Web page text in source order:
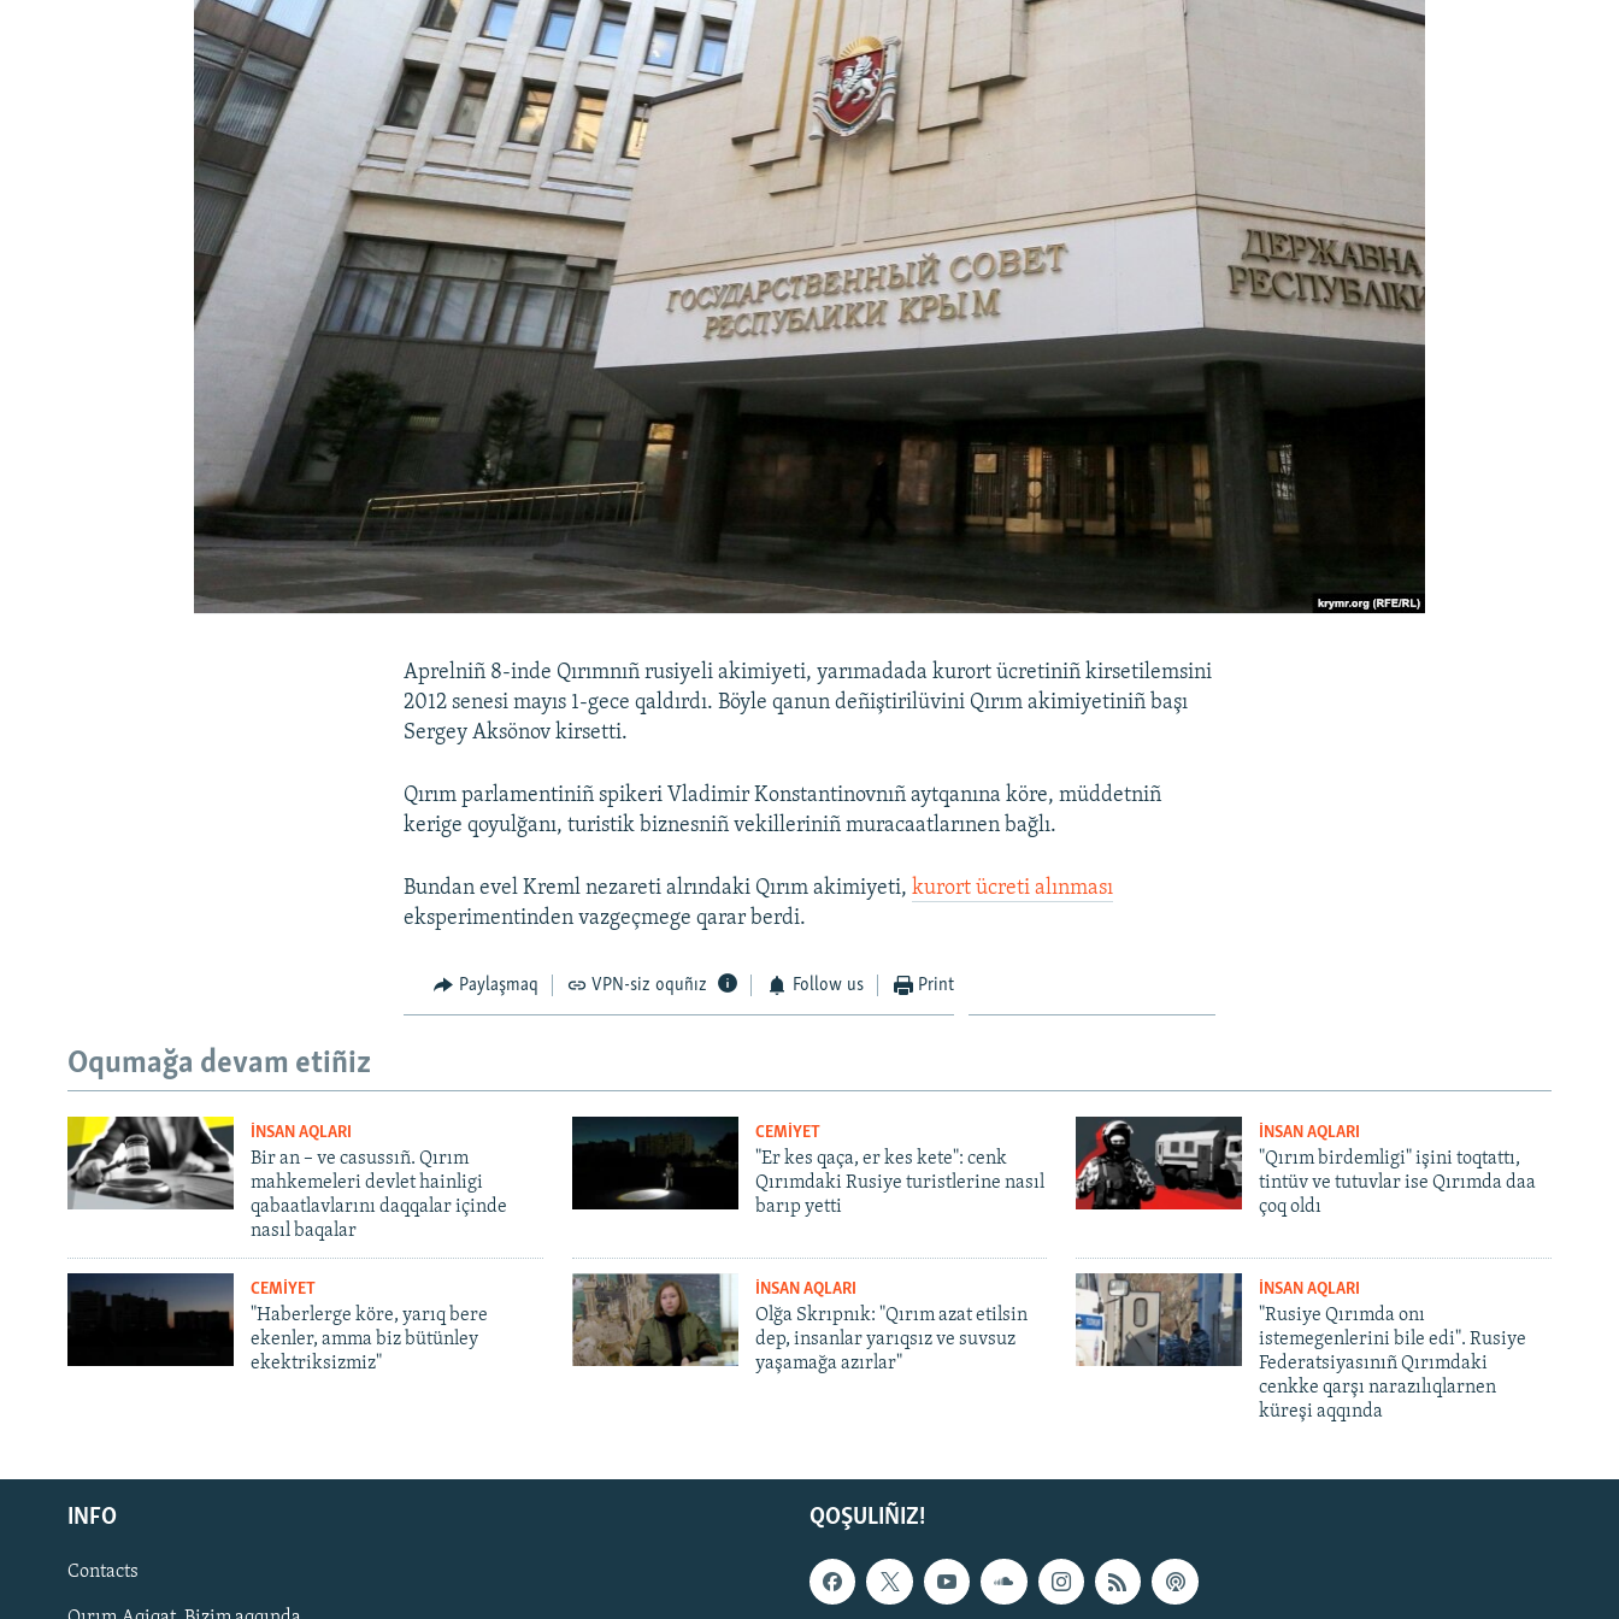
Русский
Українською
QOŞULIÑIZ!
Aprelniñ 8-inde Qırımnıñ rusiyeli akimiyeti, yarımadada kurort ücretiniñ kirsetilemsini
2012 senesi mayıs 1-gece qaldırdı. Böyle qanun deñiştirilüvini Qırım akimiyetiniñ başı
Sergey Aksönov kirsetti.
Qırım parlamentiniñ spikeri Vladimir Konstantinovnıñ aytqanına köre, müddetniñ
kerige qoyulğanı, turistik biznesniñ vekilleriniñ muracaatlarınen bağlı.
Bundan evel Kreml nezareti alrındaki Qırım akimiyeti,kurort ücreti alınması
eksperimentinden vazgeçmege qarar berdi.
Paylaşmaq VPN-siz oquñız Follow us Print
Oqumağa devam etiñiz
İNSAN AQLARI
Bir an – ve casussıñ. Qırım
mahkemeleri devlet hainligi
qabaatlavlarını daqqalar içinde
nasıl baqalar
CEMİYET
"Er kes qaça, er kes kete": cenk
Qırımdaki Rusiye turistlerine nasıl
barıp yetti
İNSAN AQLARI
"Qırım birdemligi" işini toqtattı,
tintüv ve tutuvlar ise Qırımda daa
çoq oldı
CEMİYET
"Haberlerge köre, yarıq bere
ekenler, amma biz bütünley
ekektriksizmiz"
İNSAN AQLARI
Olğa Skrıpnık: "Qırım azat etilsin
dep, insanlar yarıqsız ve suvsuz
yaşamağa azırlar"
İNSAN AQLARI
"Rusiye Qırımda onı
istemegenlerini bile edi". Rusiye
Federatsiyasınıñ Qırımdaki
cenkke qarşı narazılıqlarnen
küreşi aqqında
QOŞULIÑIZ!
INFO
Contacts